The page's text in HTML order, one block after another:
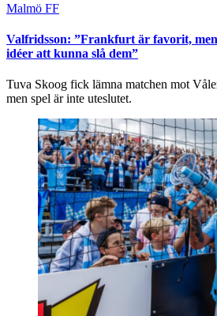
Malmö FF
Valfridsson: ”Frankfurt är favorit,
idéer att kunna slå dem”
Tuva Skoog fick lämna matchen mot
men spel är inte uteslutet.